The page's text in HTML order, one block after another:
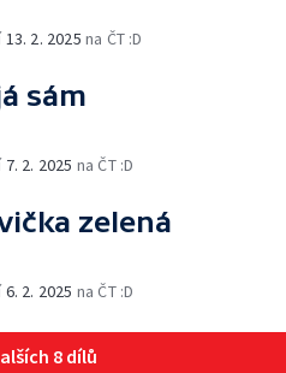
13. 2. 2025 na ČT :D
sám
7. 2. 2025 na ČT :D
zelená
6. 2. 2025 na ČT :D
8 dílů